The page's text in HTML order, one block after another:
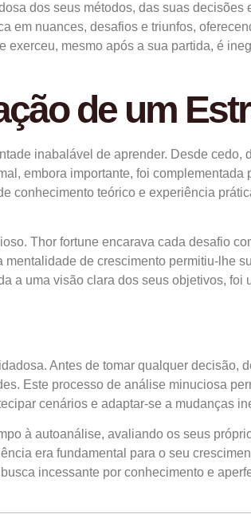
dos seus métodos, das suas decisões
em nuances, desafios e triunfos,
mesmo após a sua partida, é
de um
inabalável de aprender. Desde cedo,
embora importante, foi complementada
conhecimento teórico e experiência
Thor fortune encarava cada desafio
de crescimento permitiu-lhe
a uma visão clara dos seus objetivos, foi
Antes de tomar qualquer decisão,
Este processo de análise minuciosa
cenários e adaptar-se a mudanças
à autoanálise, avaliando os seus
era fundamental para o seu
incessante por conhecimento e